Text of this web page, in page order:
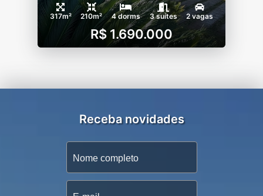
317m² 210m² 4 dorms 3 suítes 2 vagas
R$ 1.690.000
Receba novidades